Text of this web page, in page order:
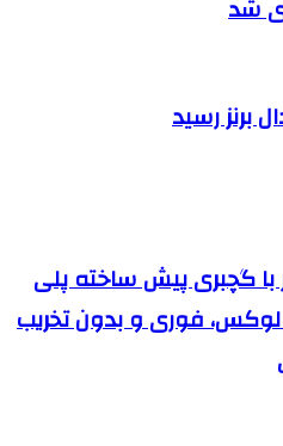
شد
برنز رسید
با گچبری پیش ساخته پلی
لوکس، فوری و بدون تخریب